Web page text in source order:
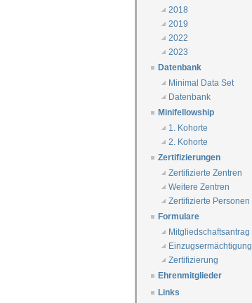
2018
2019
2022
2023
Datenbank
Minimal Data Set
Datenbank
Minifellowship
1. Kohorte
2. Kohorte
Zertifizierungen
Zertifizierte Zentren
Weitere Zentren
Zertifizierte Personen
Formulare
Mitgliedschaftsantrag
Einzugsermächtigung
Zertifizierung
Ehrenmitglieder
Links